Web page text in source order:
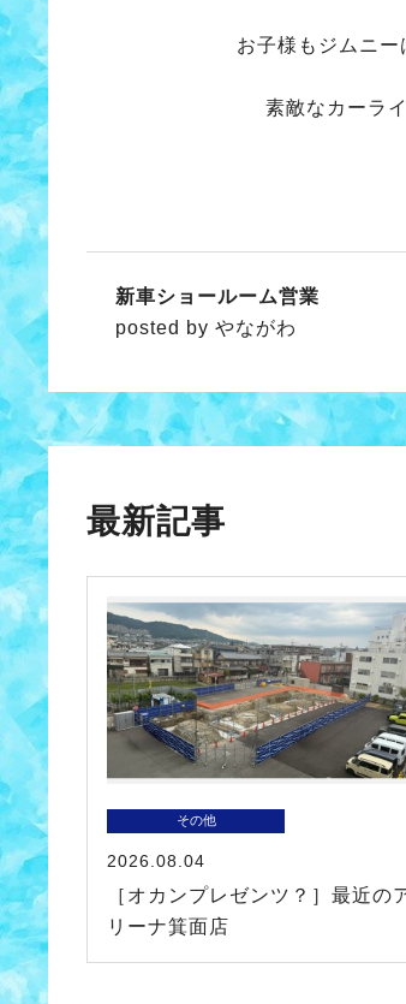
お子様もジムニ
素敵なカーラ
新車ショールーム営業
posted by やながわ
最新記事
その他
2026.08.04
［オカンプレゼンツ？］最近の
リーナ箕面店